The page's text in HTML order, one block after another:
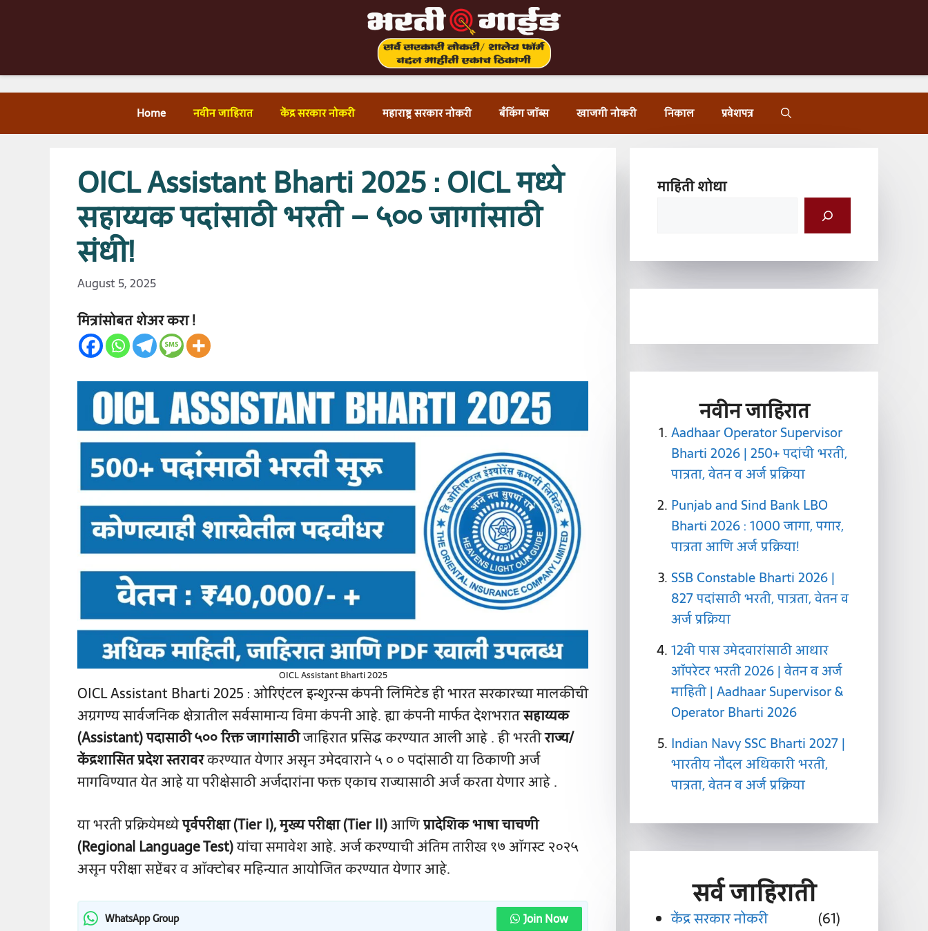
Home नवीन जाहिरात केंद्र सरकार नोकरी महाराष्ट्र सरकार नोकरी बँकिंग जॉब्स खाजगी नोकरी निकाल प्रवेशपत्र
OICL Assistant Bharti 2025 : OICL मध्ये
सहाय्यक पदांसाठी भरती – ५०० जागांसाठी
संधी!
August 5, 2025
मित्रांसोबत शेअर करा !
OICL Assistant Bharti 2025
OICL Assistant Bharti 2025 : ओरिएंटल इन्शुरन्स कंपनी लिमिटेड ही भारत सरकारच्या मालकीची
अग्रगण्य सार्वजनिक क्षेत्रातील सर्वसामान्य विमा कंपनी आहे. ह्या कंपनी मार्फत देशभरातसहाय्यक
(Assistant) पदासाठी ५०० रिक्त जागांसाठीजाहिरात प्रसिद्ध करण्यात आली आहे . ही भरतीराज्य/
केंद्रशासित प्रदेश स्तरावरकरण्यात येणार असून उमेदवाराने ५ ० ० पदांसाठी या ठिकाणी अर्ज
मागविण्यात येत आहे या परीक्षेसाठी अर्जदारांना फक्त एकाच राज्यासाठी अर्ज करता येणार आहे .
या भरती प्रक्रियेमध्येपूर्वपरीक्षा (Tier I), मुख्य परीक्षा (Tier II)आणिप्रादेशिक भाषा चाचणी
(Regional Language Test)यांचा समावेश आहे. अर्ज करण्याची अंतिम तारीख १७ ऑगस्ट २०२५
असून परीक्षा सप्टेंबर व ऑक्टोबर महिन्यात आयोजित करण्यात येणार आहे.
WhatsApp Group Join Now
माहिती शोधा
नवीन जाहिरात
Aadhaar Operator Supervisor
Bharti 2026 | 250+ पदांची भरती,
पात्रता, वेतन व अर्ज प्रक्रिया
Punjab and Sind Bank LBO
Bharti 2026 : 1000 जागा, पगार,
पात्रता आणि अर्ज प्रक्रिया!
SSB Constable Bharti 2026 |
827 पदांसाठी भरती, पात्रता, वेतन व
अर्ज प्रक्रिया
12वी पास उमेदवारांसाठी आधार
ऑपरेटर भरती 2026 | वेतन व अर्ज
माहिती | Aadhaar Supervisor &
Operator Bharti 2026
Indian Navy SSC Bharti 2027 |
भारतीय नौदल अधिकारी भरती,
पात्रता, वेतन व अर्ज प्रक्रिया
सर्वजाहिराती
केंद्र सरकार नोकरी
(61)